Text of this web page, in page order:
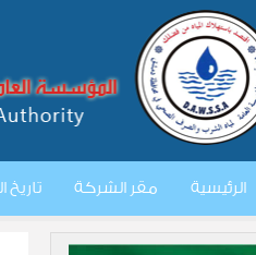
الرئيسية مقر الشركة